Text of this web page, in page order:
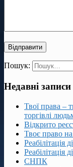
Пошук:
Недавні записи
Твої права –
торгівлі
Відкрито
Твоє право
Реабілітація
Реабілітація
СНПК